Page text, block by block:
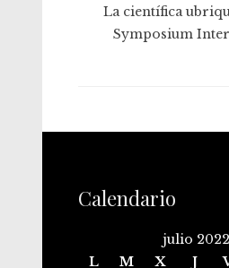
La científica
Symposium
Calendario
julio 2022
L
M X J